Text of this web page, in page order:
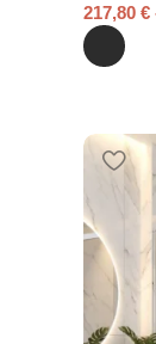
217,80 €